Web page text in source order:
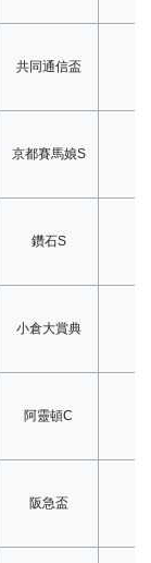
共同通信盃
京都賽馬娘S
鑽石S
小倉大賞典
阿靈頓C
阪急盃